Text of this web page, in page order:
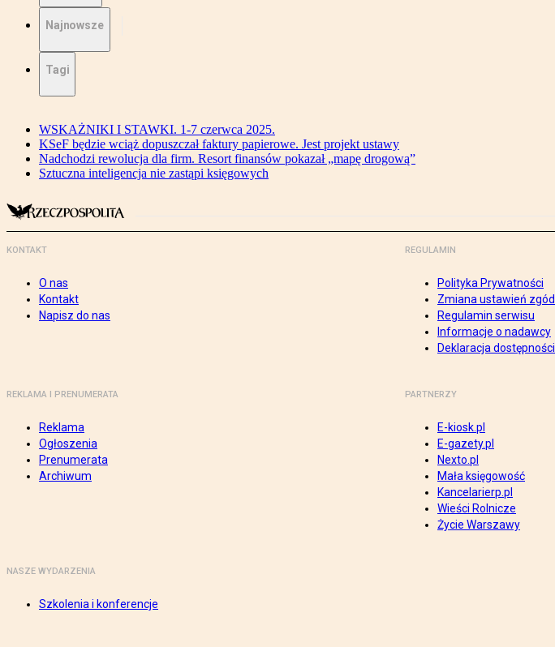
Najnowsze
Tagi
WSKAŻNIKI I STAWKI. 1-7 czerwca 2025.
KSeF będzie wciąż dopuszczał faktury papierowe. Jest projekt ustawy
Nadchodzi rewolucja dla firm. Resort finansów pokazał „mapę drogową”
Sztuczna inteligencja nie zastąpi księgowych
KONTAKT
O nas
Kontakt
Napisz do nas
REGULAMIN
Polityka Prywatności
Zmiana ustawień zgód
Regulamin serwisu
Informacje o nadawcy
Deklaracja dostępności
REKLAMA I PRENUMERATA
Reklama
Ogłoszenia
Prenumerata
Archiwum
PARTNERZY
E-kiosk.pl
E-gazety.pl
Nexto.pl
Mała księgowość
Kancelarierp.pl
Wieści Rolnicze
Życie Warszawy
NASZE WYDARZENIA
Szkolenia i konferencje